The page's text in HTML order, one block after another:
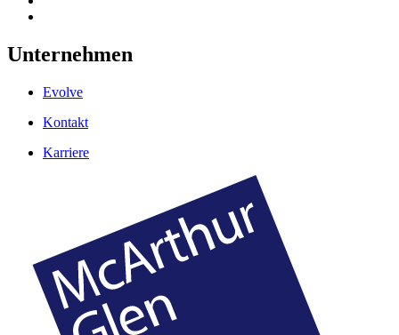
Unternehmen
Evolve
Kontakt
Karriere